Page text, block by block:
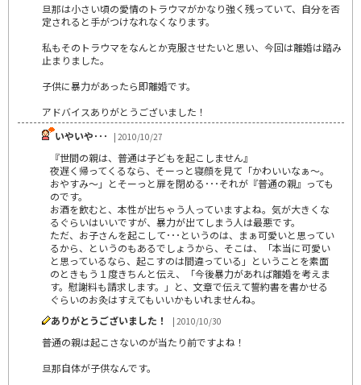
旦那は小さい頃の愛情のトラウマがかなり強く残っていて、自分を否
定されると手がつけなれなくなります。
私もそのトラウマをなんとか克服させたいと思い、今回は離婚は踏み
止まりました。
子供に暴力があったら即離婚です。
アドバイスありがとうございました！
いやいや･･･
| 2010/10/27
『世間の親は、普通は子どもを起こしません』
夜遅く帰ってくるなら、そーっと寝顔を見て「かわいいなぁ～。
おやすみ～」とそーっと扉を閉める･･･それが『普通の親』っても
のです。
お酒を飲むと、本性が出ちゃう人っていますよね。気が大きくな
るぐらいはいいですが、暴力が出てしまう人は最悪です。
ただ、お子さんを起こして･･･というのは、まぁ可愛いと思ってい
るから、というのもあるでしょうから、そこは、「本当に可愛い
と思っているなら、起こすのは間違っている」ということを素面
のときもう１度きちんと伝え、「今後暴力があれば離婚を考えま
す。慰謝料も請求します。」と、文章で伝えて誓約書を書かせる
ぐらいのお灸はすえてもいいかもいれませんね。
ありがとうございました！
| 2010/10/30
普通の親は起こさないのが当たり前ですよね！
旦那自体が子供なんです。